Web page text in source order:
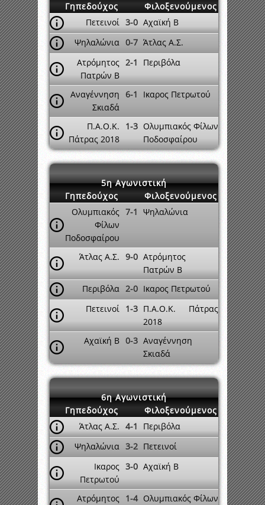
Γηπεδούχος
Φιλοξενούμενος
Πετεινοί 3-0 Αχαϊκή Β
Ψηλαλώνια 0-7 Άτλας Α.Σ.
Ατρόμητος
Πατρών Β
2-1 Περιβόλα
Αναγέννηση
Σκιαδά
6-1 Ικαρος Πετρωτού
Π.Α.Ο.Κ.
Πάτρας 2018
1-3 Ολυμπιακός Φίλων
Ποδοσφαίρου
5η Αγωνιστική
Γηπεδούχος
Φιλοξενούμενος
Ολυμπιακός
Φίλων
Ποδοσφαίρου
7-1 Ψηλαλώνια
Άτλας Α.Σ. 9-0 Ατρόμητος
Πατρών Β
Περιβόλα 2-0 Ικαρος Πετρωτού
Πετεινοί 1-3 Π.Α.Ο.Κ. Πάτρας
2018
Αχαϊκή Β 0-3 Αναγέννηση
Σκιαδά
6η Αγωνιστική
Γηπεδούχος
Φιλοξενούμενος
Άτλας Α.Σ. 4-1
Περιβόλα
Ψηλαλώνια 3-2 Πετεινοί
Ικαρος
Πετρωτού
3-0 Αχαϊκή Β
Ατρόμητος 1-4 Ολυμπιακός Φίλων